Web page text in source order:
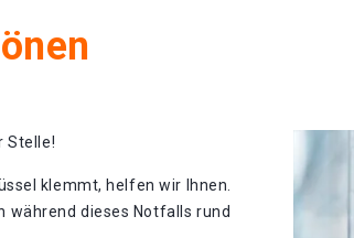
Stelle!
klemmt, helfen wir Ihnen.
während dieses Notfalls rund